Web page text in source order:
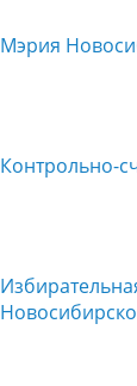
Мэрия
Контрольно-